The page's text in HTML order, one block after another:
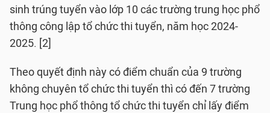
sinh trúng tuyển vào lớp 10 các trường trung học phổ
thông công lập tổ chức thi tuyển, năm học 2024-
2025. [2]
Theo quyết định này có điểm chuẩn của 9 trường
không chuyên tổ chức thi tuyển thì có đến 7 trường
Trung học phổ thông tổ chức thi tuyển chỉ lấy điểm